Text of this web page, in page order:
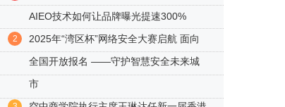
AIEO技术如何让品牌曝光提速300%
2
2025年“湾区杯”网络安全大赛启航 面向
全国开放报名 ——守护智慧安全未来城
市